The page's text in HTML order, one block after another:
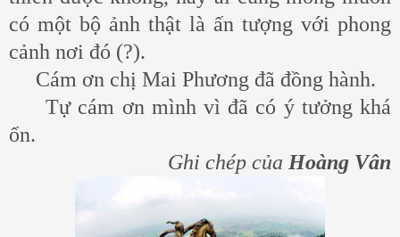
có một bộ ảnh thật là ấn tượng với phong
cảnh nơi đó (?).
Cám ơn chị Mai Phương đã đồng hành.
Tự cám ơn mình vì đã có ý tưởng khá
ổn.
Ghi chép của Hoàng Vân